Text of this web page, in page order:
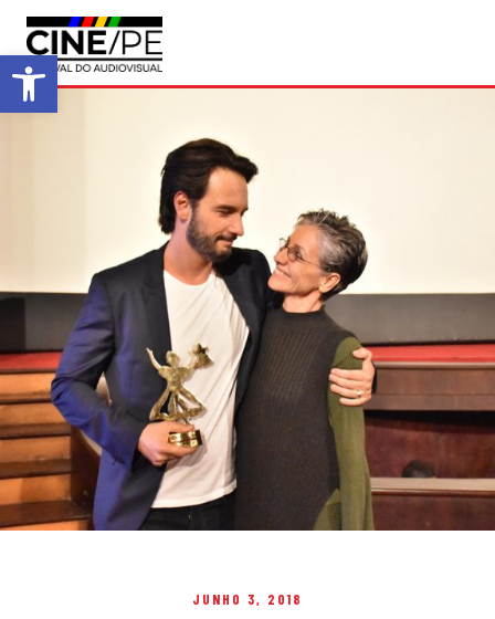
Abrir a barra de ferramentas
JUNHO 3, 2018